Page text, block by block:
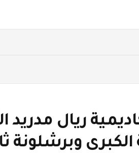
ريال مدريد
الكبرى وبرشلونة